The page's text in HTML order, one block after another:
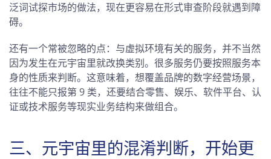
泛词试探市场的做法，现在更容易在形式审查阶段就遇到障
碍。
还有一个常被忽略的点：与虚拟环境有关的服务，并不当然
因为发生在元宇宙里就改换类别。很多服务仍要按照服务本
身的性质来判断。这意味着，想覆盖品牌的数字经营场景，
往往不能只报第 9 类，还要结合零售、娱乐、软件平台、认
证或技术服务等现实业务结构来做组合。
三、元宇宙里的混淆判断，开始更